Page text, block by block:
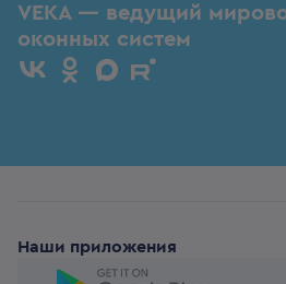
VEKA — ведущий
оконных систем
Наши приложения